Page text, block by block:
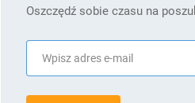
Oszczędź sobie czasu na